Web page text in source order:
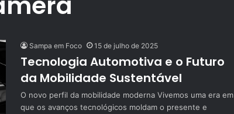
Sampa em Foco 15 de julho de 2025
Tecnologia Automotiva e o Futuro
da Mobilidade Sustentável
O novo perfil da mobilidade moderna Vivemos uma era em
que os avanços tecnológicos moldam o presente e